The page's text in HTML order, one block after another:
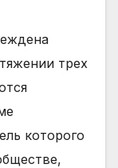
трех
которого